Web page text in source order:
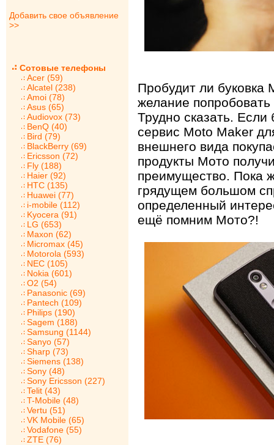
Добавить свое объявление
>>
Сотовые телефоны
Acer (59)
Alcatel (238)
Amoi (78)
Asus (65)
Audiovox (73)
BenQ (40)
Bird (79)
BlackBerry (69)
Ericsson (72)
Fly (188)
Haier (92)
HTC (135)
Huawei (77)
i-mobile (112)
Kyocera (91)
LG (653)
Maxon (62)
Micromax (45)
Motorola (593)
NEC (105)
Nokia (601)
O2 (54)
Panasonic (69)
Pantech (109)
Philips (190)
Sagem (188)
Samsung (1144)
Sanyo (57)
Sharp (73)
Siemens (138)
Sony (48)
Sony Ericsson (227)
Telit (43)
T-Mobile (48)
Vertu (51)
VK Mobile (65)
Vodafone (55)
ZTE (76)
Пробудит ли буковка
желание
Трудно сказать.
сервис Moto Maker
внешнего вида
продукты Мото
преимущество. Пока
грядущем большом
определенный
ещё помним Мото?!